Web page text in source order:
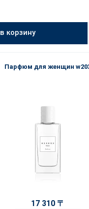
в корзину
Парфюм для женщин
17 310 〒